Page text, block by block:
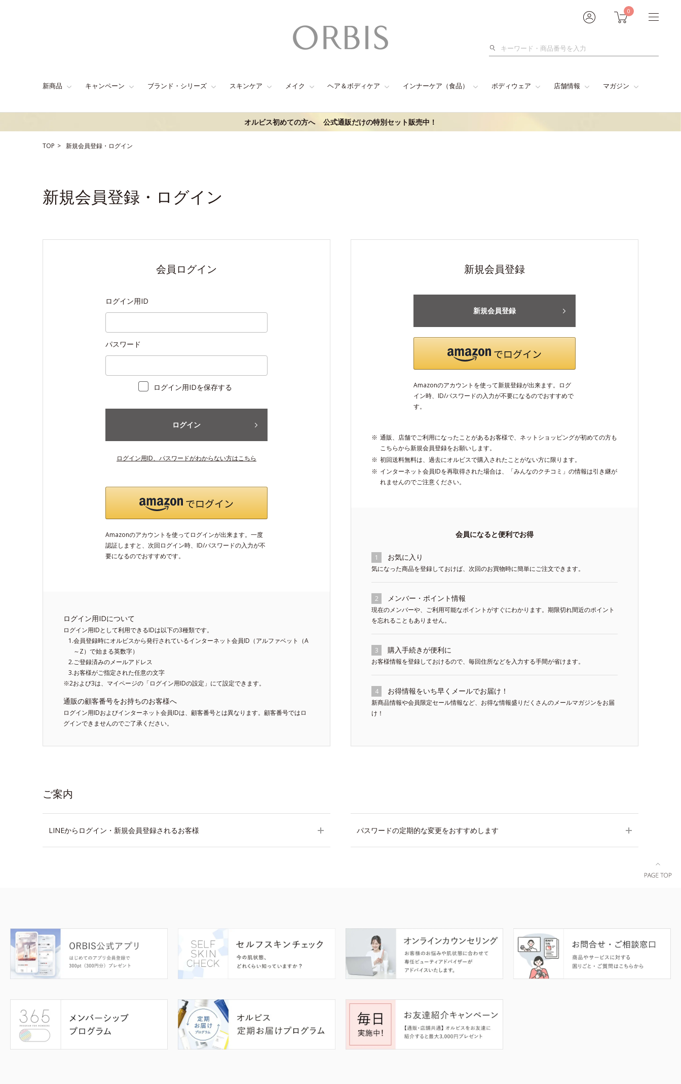
0
検
新商品 キャンペーン ブランド・シリーズ スキンケア メイク ヘア＆ボディケア インナーケア（食品） ボディウェア 店舗情報 マガジン
オルビス初めての方へ 公式通販だけの特別セット販売中！
TOP 新規会員登録・ログイン
新規会員登録・ログイン
会員ログイン
ログイン用ID
パスワード
ログイン用IDを保存する
ログイン
ログイン用ID、パスワードがわからない方はこちら
Amazonのアカウントを使ってログインが出来ます。一度
認証しますと、次回ログイン時、ID/パスワードの入力が不
要になるのでおすすめです。
ログイン用IDについて
ログイン用IDとして利用できるIDは以下の3種類です。
会員登録時にオルビスから発行されているインターネット会員ID（アルファベット（A
～Z）で始まる英数字）
ご登録済みのメールアドレス
お客様がご指定された任意の文字
※2および3は、マイページの「ログイン用IDの設定」にて設定できます。
通販の顧客番号をお持ちのお客様へ
ログイン用IDおよびインターネット会員IDは、顧客番号とは異なります。顧客番号ではロ
グインできませんのでご了承ください。
新規会員登録
新規会員登録
Amazonのアカウントを使って新規登録が出来ます。ログ
イン時、ID/パスワードの入力が不要になるのでおすすめで
す。
通販、店舗でご利用になったことがあるお客様で、ネットショッピングが初めての方も
こちらから新規会員登録をお願いします。
初回送料無料は、過去にオルビスで購入されたことがない方に限ります。
インターネット会員IDを再取得された場合は、「みんなのクチコミ」の情報は引き継が
れませんのでご注意ください。
会員になると便利でお得
1 お気に入り
気になった商品を登録しておけば、次回のお買物時に簡単にご注文できます。
2 メンバー・ポイント情報
現在のメンバーや、ご利用可能なポイントがすぐにわかります。期限切れ間近のポイント
を忘れることもありません。
3 購入手続きが便利に
お客様情報を登録しておけるので、毎回住所などを入力する手間が省けます。
4 お得情報をいち早くメールでお届け！
新商品情報や会員限定セール情報など、お得な情報盛りだくさんのメールマガジンをお届
け！
ご案内
LINEからログイン・新規会員登録されるお客様 パスワードの定期的な変更をおすすめします